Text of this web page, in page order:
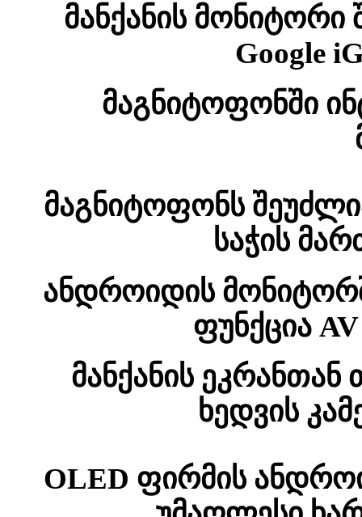
მანქანის მონიტორი
Google
მაგნიტოფონში
მაგნიტოფონს
საჭის
ანდროიდის
ფუნქცია
მანქანის ეკრანთან
ხედვის
OLED ფირმის